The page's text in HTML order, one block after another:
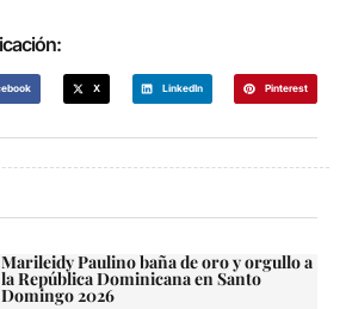
X LinkedIn Pinterest
Marileidy Paulino baña de oro y orgullo a
la República Dominicana en Santo
Domingo 2026